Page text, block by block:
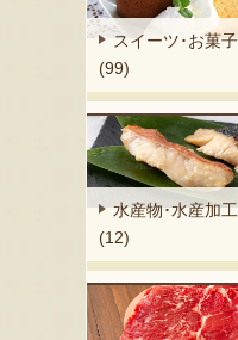
スイーツ･お菓
(99)
水産物･水産加
(12)